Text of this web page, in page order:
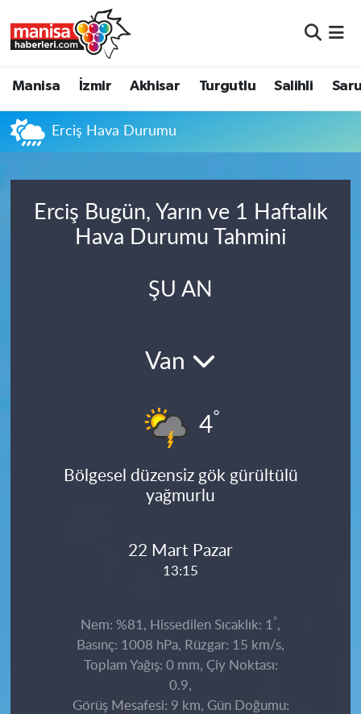
Manisa İzmir Akhisar Turgutlu Salihli
Erciş Hava Durumu
Erciş Bugün, Yarın ve 1 Haftalık
Hava Durumu Tahmini
ŞU AN
Van
4°
Bölgesel düzensiz gök gürültülü
yağmurlu
22 Mart Pazar
13:15
Nem: %81, Hissedilen Sıcaklık: 1 °,
Basınç: 1008 hPa, Rüzgar: 15 km/s,
Toplam Yağış: 0 mm, Çiy Noktası:
0.9,
Görüş Mesafesi: 9 km, Gün Doğumu:
Akhisar
Turgutlu
Salihli
Manisa Nöbetçi Eczaneler
Manisa Namaz Vakitleri
Manisa Trafik Yoğunluk Haritası
Süper Lig Puan Durumu ve Fikstür